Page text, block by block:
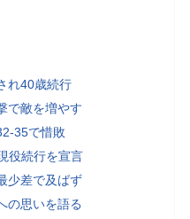
れ40歳続行
で敵を増やす
35で惜敗
役続行を宣言
少差で及ばず
の思いを語る